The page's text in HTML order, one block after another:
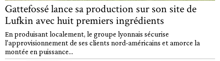
Gattefossé lance sa production sur son site de
Lufkin avec huit premiers ingrédients
En produisant localement, le groupe lyonnais sécurise
l'approvisionnement de ses clients nord-américains et amorce la
montée en puissance...